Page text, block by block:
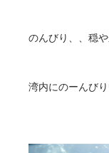
のんびり、、穏
湾内にのーんび